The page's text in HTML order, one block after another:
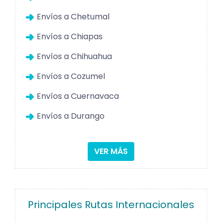
Envíos a Chetumal
Envíos a Chiapas
Envíos a Chihuahua
Envíos a Cozumel
Envíos a Cuernavaca
Envíos a Durango
VER MÁS
Principales Rutas Internacionales